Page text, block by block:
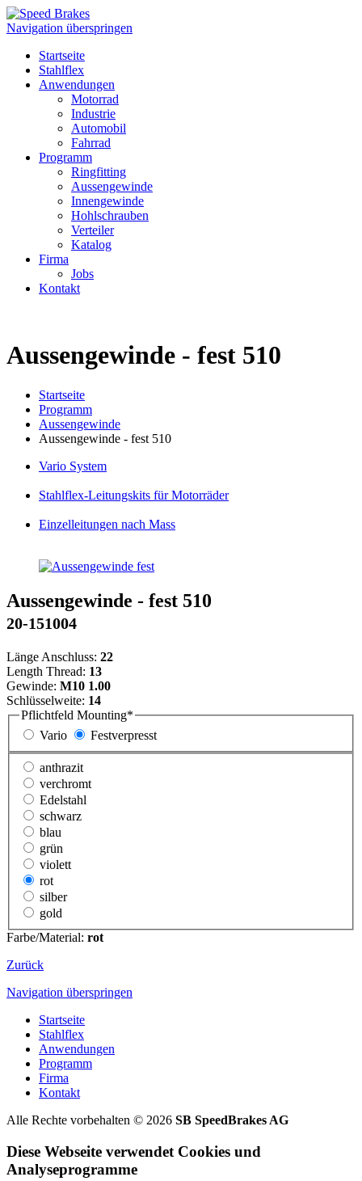
Navigation überspringen
Startseite
Stahlflex
Anwendungen
Motorrad
Industrie
Automobil
Fahrrad
Programm
Ringfitting
Aussengewinde
Innengewinde
Hohlschrauben
Verteiler
Katalog
Firma
Jobs
Kontakt
Aussengewinde - fest 510
Startseite
Programm
Aussengewinde
Aussengewinde - fest 510
Vario System
Stahlflex-Leitungskits für Motorräder
Einzelleitungen nach Mass
Aussengewinde - fest 510
20-151004
Länge Anschluss: 22
Length Thread: 13
Gewinde: M10 1.00
Schlüsselweite: 14
Pflichtfeld Mounting*
Vario
Festverpresst
anthrazit
verchromt
Edelstahl
schwarz
blau
grün
violett
rot
silber
gold
Farbe/Material: rot
Zurück
Navigation überspringen
Startseite
Stahlflex
Anwendungen
Programm
Firma
Kontakt
Alle Rechte vorbehalten © 2026 SB SpeedBrakes AG
Diese Webseite verwendet Cookies und
Analyseprogramme